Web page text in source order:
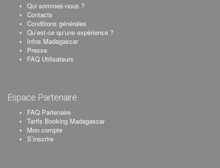
Qui sommes-nous ?
Contacts
Conditions générales
Qu’est-ce qu’une expérience ?
Infos Madagascar
Presse
FAQ Utilisateurs
Espace Partenaire
FAQ Partenaire
Tarifs Booking Madagascar
Mon compte
S’inscrire